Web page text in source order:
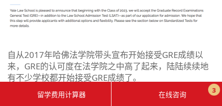
自从2017年哈佛法学院带头宣布开始接受GRE成绩以
来，GRE的认可度在法学院之中高了起来，陆陆续续地
有不少学校都开始接受GRE成绩了。
目前，法学院第一梯队(T14)的院校中，已经有10个学校
留学费用计算器 在线咨询 3